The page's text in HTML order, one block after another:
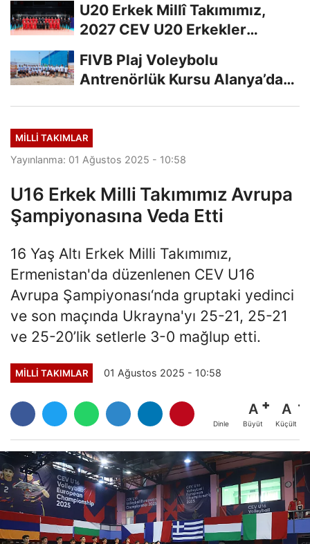
U20 Erkek Millî Takımımız,
2027 CEV U20 Erkekler
FIVB Plaj Voleybolu
Antrenörlük Kursu Alanya’da
MILLI TAKIMLAR
Yayınlanma: 01 Ağustos 2025 - 10:58
U16 Erkek Milli Takımımız Avrupa
Şampiyonasına Veda Etti
16 Yaş Altı Erkek Milli Takımımız,
Ermenistan'da düzenlenen CEV U16
Avrupa Şampiyonası‘nda gruptaki yedinci
ve son maçında Ukrayna'yı 25-21, 25-21
ve 25-20’lik setlerle 3-0 mağlup etti.
MILLI TAKIMLAR 01 Ağustos 2025 - 10:58
Dinle
A
Büyüt
A
Küçült